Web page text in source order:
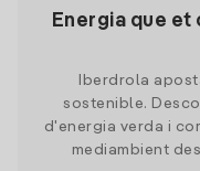
Energia que
Iberdrola
sostenible.
d'energia verda i
mediambient